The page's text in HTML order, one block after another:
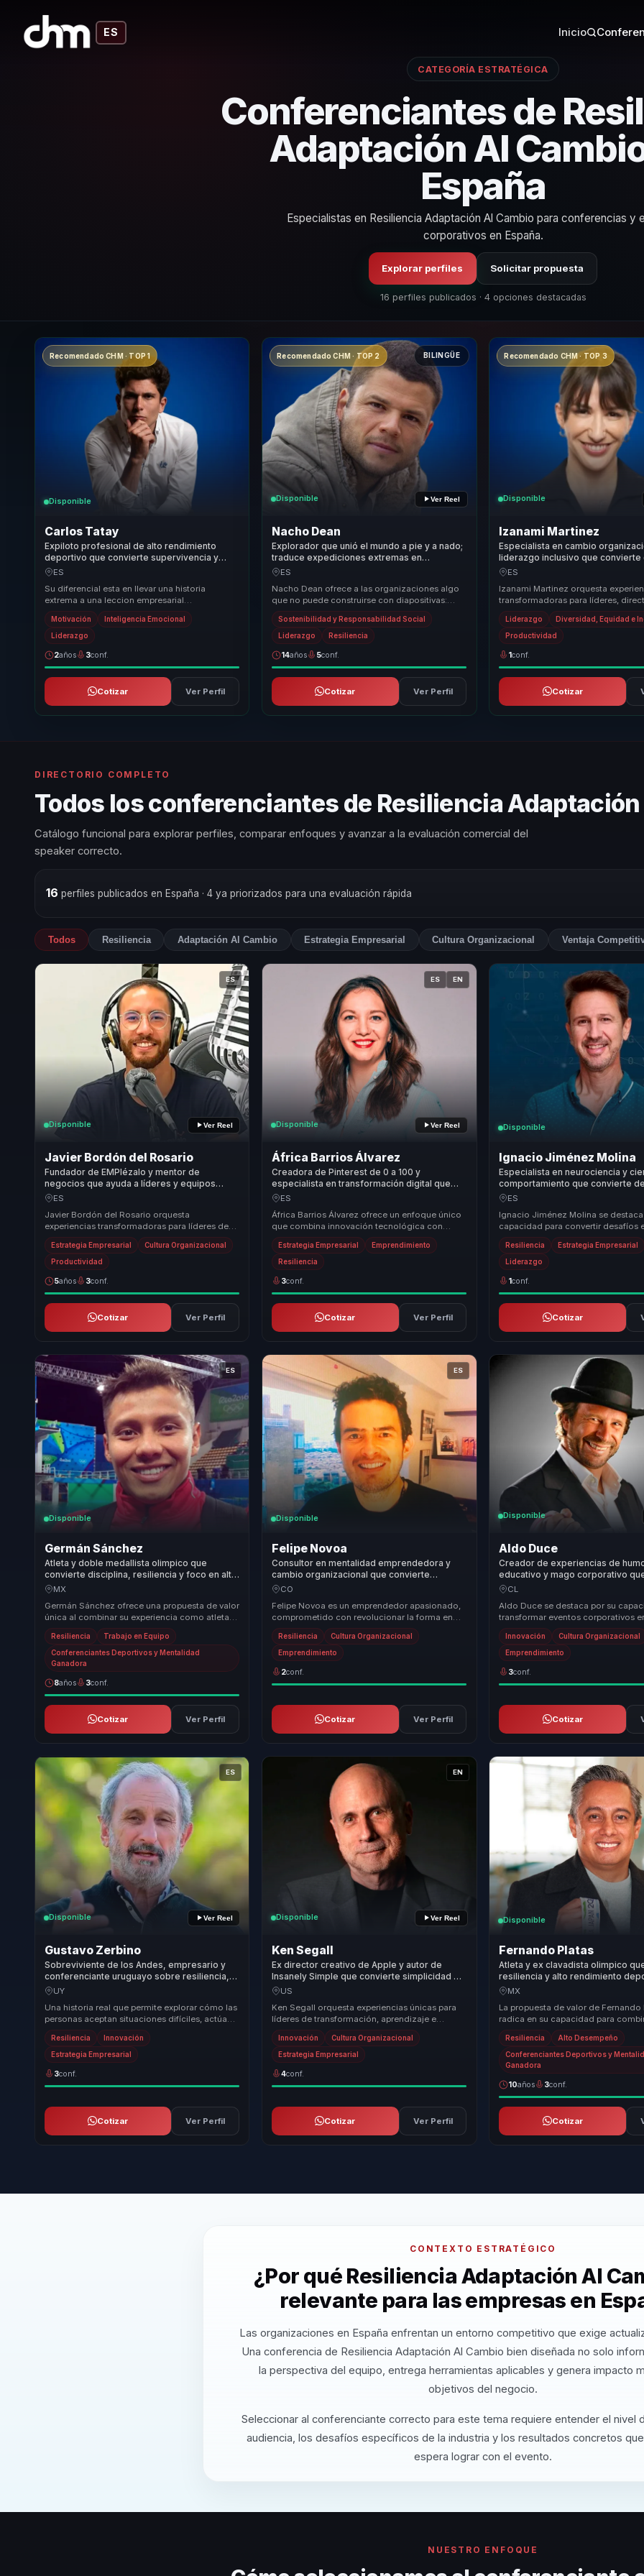
ES Inicio
CATEGORÍA ESTRATÉGICA
Conferenciantes de
Adaptación Al
España
Especialistas en Resiliencia Adaptación Al Cambio para conferencias y
corporativos en España.
Explorar perfiles Solicitar propuesta
16 perfiles publicados · 4 opciones destacadas
Recomendado CHM · TOP 1
Disponible
Carlos Tatay
Expiloto profesional de alto rendimiento
deportivo que convierte supervivencia y
resiliencia en fortaleza mental para equipos.
ES
Su diferencial esta en llevar una historia
extrema a una leccion empresarial
profundamente aplicable. No se queda en
inspiracion emociona...
Motivación Inteligencia Emocional
Liderazgo
2años 3conf.
Cotizar Ver Perfil
Recomendado CHM · TOP 2 BILINGÜE
Disponible Ver Reel
Nacho Dean
Explorador que unió el mundo a pie y a nado;
traduce expediciones extremas en
liderazgo, resiliencia y propósito
ES
Nacho Dean ofrece a las organizaciones algo
que no puede construirse con diapositivas:
autoridad nacida de haber atravesado cambios
reale...
Sostenibilidad y Responsabilidad Social
Liderazgo Resiliencia
14años 5conf.
Cotizar Ver Perfil
Recomendado CHM · TOP 3
Disponible
Izanami Martinez
Especialista en cambio
liderazgo inclusivo que convierte
y talento en innovación, cohesión
ES
Izanami Martinez orquesta
transformadoras para líderes,
responsables de equipos,
atrás equ...
Liderazgo Diversidad, Equidad e
Productividad
1conf.
Cotizar
DIRECTORIO COMPLETO
Todos los conferenciantes de Resiliencia
Catálogo funcional para explorar perfiles, comparar enfoques y avanzar a la evaluación comercial del
speaker correcto.
16 perfiles publicados en España · 4 ya priorizados para una evaluación rápida
Todos Resiliencia Adaptación Al Cambio Estrategia Empresarial Cultura Organizacional Ventaja
ES
Disponible Ver Reel
Javier Bordón del Rosario
Fundador de EMPIézalo y mentor de
negocios que ayuda a líderes y equipos
comerciales a convertir innovación en
ES
Javier Bordón del Rosario orquesta
experiencias transformadoras para líderes de
transformación, aprendizaje e innovación
organizacional. ...
Estrategia Empresarial Cultura Organizacional
Productividad
5años 3conf.
Cotizar Ver Perfil
ES EN
Disponible Ver Reel
África Barrios Álvarez
Creadora de Pinterest de 0 a 100 y
especialista en transformación digital que
convierte visibilidad en comunidad, ventas y
ES
África Barrios Álvarez ofrece un enfoque único
que combina innovación tecnológica con
estrategias de marketing digital efectivas. Su
capa...
Estrategia Empresarial Emprendimiento
Resiliencia
3conf.
Cotizar Ver Perfil
Disponible
Ignacio Jiménez Molina
Especialista en neurociencia y
comportamiento que convierte
complejas en claridad para
ES
Ignacio Jiménez Molina se destaca
capacidad para convertir desafíos
oportunidades mediante
marketing digital inn...
Resiliencia Estrategia Empresarial
Liderazgo
1conf.
Cotizar
ES
Disponible
Germán Sánchez
Atleta y doble medallista olimpico que
convierte disciplina, resiliencia y foco en alto
desempeno para equipos y lideres.
MX
Germán Sánchez ofrece una propuesta de valor
única al combinar su experiencia como atleta
olímpico con su habilidad para comunicar y
moti...
Resiliencia Trabajo en Equipo
Conferenciantes Deportivos y Mentalidad
Ganadora
8años 3conf.
Cotizar Ver Perfil
ES
Disponible
Felipe Novoa
Consultor en mentalidad emprendedora y
cambio organizacional que convierte
liderazgo transformacional en resiliencia,
CO
Felipe Novoa es un emprendedor apasionado,
comprometido con revolucionar la forma en
que las empresas abordan el negocio y el
impacto soc...
Resiliencia Cultura Organizacional
Emprendimiento
2conf.
Cotizar Ver Perfil
Disponible
Aldo Duce
Creador de experiencias de
educativo y mago corporativo
asombro en creatividad,
CL
Aldo Duce se destaca por su
transformar eventos corporativos
experiencias mágicas que inspiran
Su enfoque ún...
Innovación Cultura Organizacional
Emprendimiento
3conf.
Cotizar
ES
Disponible Ver Reel
Gustavo Zerbino
Sobreviviente de los Andes, empresario y
conferenciante uruguayo sobre resiliencia,
liderazgo en acción y trabajo en equipo.
UY
Una historia real que permite explorar cómo las
personas aceptan situaciones difíciles, actúan
con propósito y sostienen al equipo cuando...
Resiliencia Innovación
Estrategia Empresarial
3conf.
Cotizar Ver Perfil
EN
Disponible Ver Reel
Ken Segall
Ex director creativo de Apple y autor de
Insanely Simple que convierte simplicidad e
innovacion en adaptacion y ejecucion para
US
Ken Segall orquesta experiencias únicas para
líderes de transformación, aprendizaje e
innovación organizacional, ayudándoles a
dejar atrá...
Innovación Cultura Organizacional
Estrategia Empresarial
4conf.
Cotizar Ver Perfil
Disponible
Fernando Platas
Atleta y ex clavadista olimpico
resiliencia y alto rendimiento
enfoque y disciplina para equipos
MX
La propuesta de valor de Fernando
radica en su capacidad para
experiencia como atleta olímpico
conocimiento en ...
Resiliencia Alto Desempeño
Conferenciantes Deportivos y
Ganadora
10años 3conf.
Cotizar
CONTEXTO ESTRATÉGICO
¿Por qué Resiliencia Adaptación Al
relevante para las empresas en
Las organizaciones en España enfrentan un entorno competitivo que exige
Una conferencia de Resiliencia Adaptación Al Cambio bien diseñada no solo
la perspectiva del equipo, entrega herramientas aplicables y genera impacto
objetivos del negocio.
Seleccionar al conferenciante correcto para este tema requiere entender el nivel
audiencia, los desafíos específicos de la industria y los resultados concretos
espera lograr con el evento.
NUESTRO ENFOQUE